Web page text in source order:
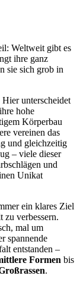
Weltweit gibt es
ihre ganz
sie sich grob in
unterscheidet
hohe
Körperbau
vereinen das
und gleichzeitig
– viele dieser
und
Unikat
ein klares Ziel
zu verbessern.
mal um
spannende
entstanden –
Formen bis
.